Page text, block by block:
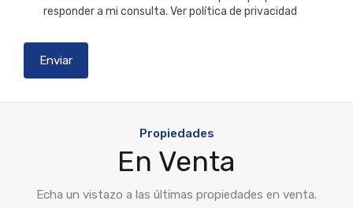
responder a mi consulta. Ver política de privacidad
Propiedades
En Venta
Echa un vistazo a las últimas propiedades en venta.